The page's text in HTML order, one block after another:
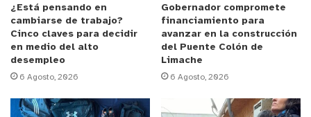
Avenida Copiapó, acortando los tiempos de
traslado de un lugar hacia otro.
¿Está pensando en
cambiarse de trabajo?
Cinco claves para decidir
en medio del alto
desempleo
6 Agosto, 2026
Gobernador compromete
financiamiento para
avanzar en la construcción
del Puente Colón de
Limache
6 Agosto, 2026